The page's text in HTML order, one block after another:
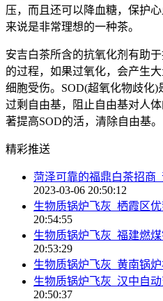
压，而且还可以降血糖，保护
来说是非常理想的一种茶。
安吉白茶所含的抗氧化剂有助
的过程，如果过氧化，会产生
细胞受伤。SOD(超氧化物歧化
过剩自由基，阻止自由基对人
著提高SOD的活，清除自由基。
精彩推送
菏泽可靠的福鼎白茶招商
2023-03-06 20:50:12
生物质锅炉飞灰_栖霞区
20:54:55
生物质锅炉飞灰_福建燃
20:53:29
生物质锅炉飞灰_黄南锅
生物质锅炉飞灰_汉中自
20:50:37